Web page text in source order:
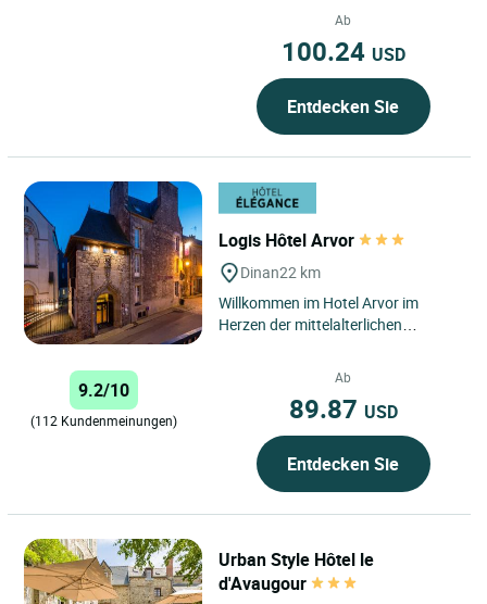
Ab
100.24 USD
Entdecken Sie
Logis Hôtel Arvor
Dinan22 km
Willkommen im Hotel Arvor im
Herzen der mittelalterlichen
Küste. Dieses ursprüngliche...
9.2/10
(112 Kundenmeinungen)
Ab
89.87 USD
Entdecken Sie
Urban Style Hôtel le
d'Avaugour